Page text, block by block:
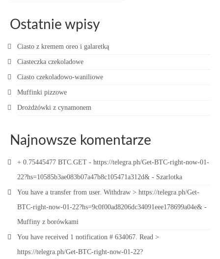
Ostatnie wpisy
Ciasto z kremem oreo i galaretką
Ciasteczka czekoladowe
Ciasto czekoladowo-waniliowe
Muffinki pizzowe
Drożdżówki z cynamonem
Najnowsze komentarze
+ 0.75445477 BTC.GET - https://telegra.ph/Get-BTC-right-now-01-
22?hs=10585b3ae083b07a47b8c105471a312d& - Szarlotka
You have a transfer from user. Withdrаw > https://telegra.ph/Get-
BTC-right-now-01-22?hs=9c0f00ad8206dc34091eee178699a04e& -
Muffiny z borówkami
You have received 1 notification # 634067. Read >
https://telegra.ph/Get-BTC-right-now-01-22?